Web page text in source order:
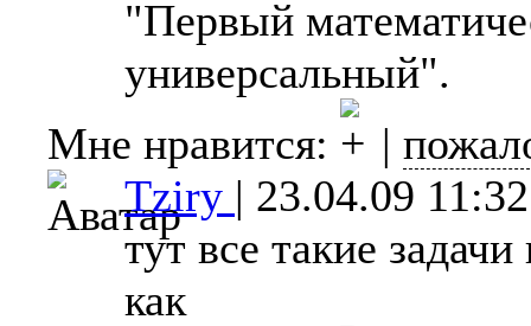
"Первый
универсальный".
Мне нравится:
|
Tziry | 23.04.09 11:32
тут все такие
как